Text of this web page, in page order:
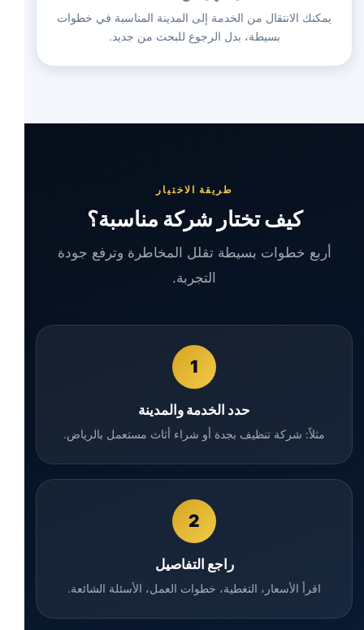
يمكنك الانتقال من الخدمة إلى المدينة المناسبة في خطوات
بسيطة، بدل الرجوع للبحث من جديد.
طريقة الاختيار
كيف تختار شركة مناسبة؟
أربع خطوات بسيطة تقلل المخاطرة وترفع جودة
التجربة.
1
حدد الخدمة والمدينة
مثلاً: شركة تنظيف بجدة أو شراء أثاث مستعمل بالرياض.
2
راجع التفاصيل
اقرأ الأسعار، التغطية، خطوات العمل، الأسئلة الشائعة.